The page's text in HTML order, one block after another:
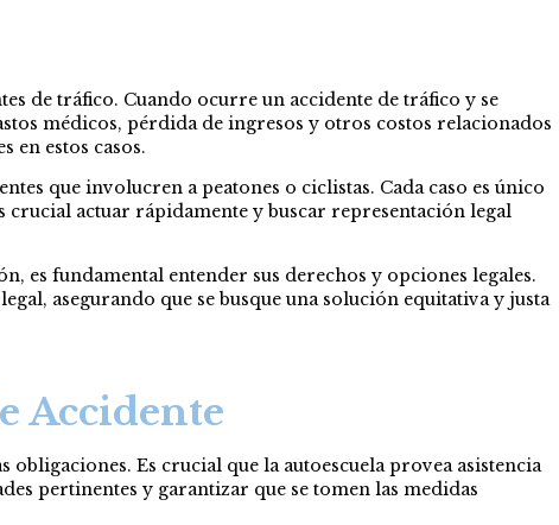
de tráfico. Cuando ocurre un accidente de tráfico y se
médicos, pérdida de ingresos y otros costos relacionados
en estos casos.
que involucren a peatones o ciclistas. Cada caso es único
actuar rápidamente y buscar representación legal
es fundamental entender sus derechos y opciones legales.
asegurando que se busque una solución equitativa y justa
Accidente
Es crucial que la autoescuela provea asistencia
pertinentes y garantizar que se tomen las medidas